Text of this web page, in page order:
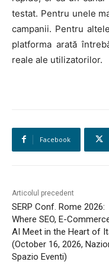
testat. Pentru unele
campanii. Pentru
platforma arată
reale ale utilizatorilor.
Facebook
Articolul precedent
SERP Conf. Rome 2026:
Where SEO, E-
AI Meet in the Heart of
(October 16, 2026,
Spazio Eventi)